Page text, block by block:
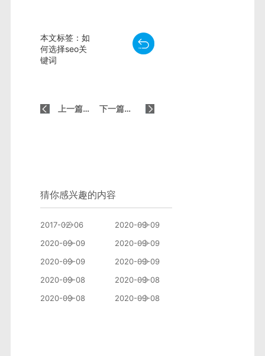
本文标签：如
何选择seo关
键词
上一篇：标题在网站SEO中有什么作用？ 下一篇：如何对网上购物系统进行SEO？
猜你感兴趣的内容
2017-02-06 youbangyun.cn新版正式上线 重点推广云排
2020-09-09
2020-09-09 SEO站关键词选择的基本原则
2020-09-09
2020-09-09 SEO的快速安排原则分析
2020-09-09
2020-09-08 如何确定SEO关键字和内容的来源？
2020-09-08
2020-09-08 如何选择高质量的SEO服务？
2020-09-08